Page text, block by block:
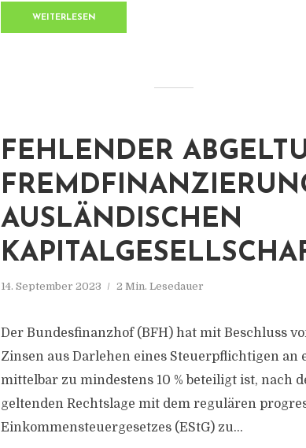
WEITERLESEN
FEHLENDER
AUSLÄNDISCHEN
14. September 2023 2 Min. Lesedauer
Der Bundesfinanzhof (BFH) hat mit Beschluss
Zinsen aus Darlehen eines Steuerpflichtigen
mittelbar zu mindestens 10 % beteiligt ist, nach
geltenden Rechtslage mit dem regulären
Einkommensteuergesetzes (EStG) zu...